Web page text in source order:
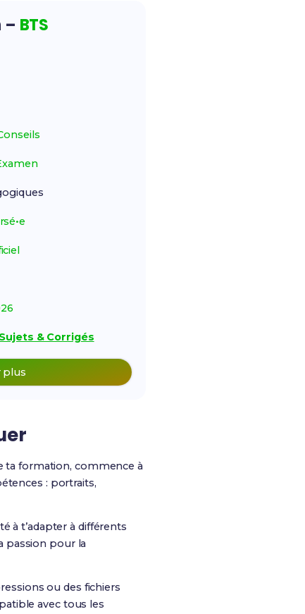
– BTS
& Corrigés
plus
ta formation, commence à
: portraits,
à t’adapter à différents
passion pour la
ou des fichiers
avec tous les